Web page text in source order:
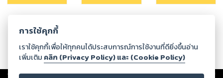
Copyright ©2026Storylog Co., Ltd. - สตอรี่ล็อกขอสงวนสิทธิ์ไม่รับผิดชอบ
การใช้คุกกี้
เราใช้คุกกี้เพื่อให้ทุกคนได้ประสบการณ์การใช้งานที่ดียิ่งขึ้นอ่าน
เพิ่มเติม คลิก (Privacy Policy) และ (Cookie Policy)